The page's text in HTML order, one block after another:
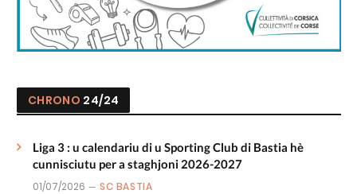
CHRONO 24/24
Liga 3 : u calendariu di u Sporting Club di Bastia hè
cunnisciutu per a staghjoni 2026-2027
01/07/2026 SC BASTIA